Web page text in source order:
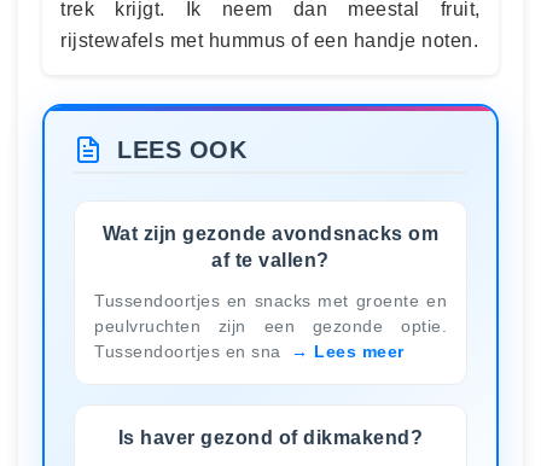
trek krijgt. Ik neem dan meestal fruit,
rijstewafels met hummus of een handje noten.
LEES OOK
Wat zijn gezonde avondsnacks om
af te vallen?
Tussendoortjes en snacks met groente en
peulvruchten zijn een gezonde optie.
Tussendoortjes en sna
Lees meer
Is haver gezond of dikmakend?